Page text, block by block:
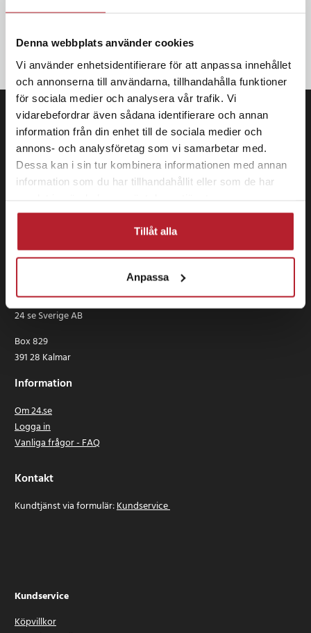
Denna webbplats använder cookies
Vi använder enhetsidentifierare för att anpassa innehållet
och annonserna till användarna, tillhandahålla funktioner
för sociala medier och analysera vår trafik. Vi
vidarebefordrar även sådana identifierare och annan
information från din enhet till de sociala medier och
annons- och analysföretag som vi samarbetar med.
Dessa kan i sin tur kombinera informationen med annan
information som du har tillhandahållit eller som de har
Tillåt alla
Anpassa
erbjudanden Anmäl dig till vårt nyhetsbrev och SMS-kampanjer.
24 se Sverige AB
Box 829
391 28 Kalmar
Information
Om 24.se
Logga in
Vanliga frågor - FAQ
Kontakt
Kundtjänst via formulär:Kundservice
Kundservice
Köpvillkor